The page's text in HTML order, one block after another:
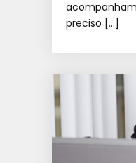
preciso […]